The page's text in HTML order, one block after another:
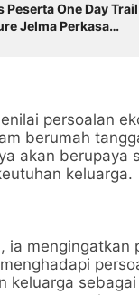
Peserta One Day Trail
Jelma Perkasa
persoalan
berumah
akan berupaya
keluarga.
ia mengingatkan
keluarga